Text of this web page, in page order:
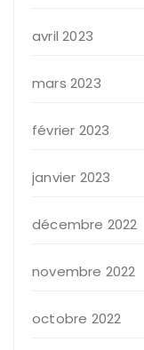
avril 2023
mars 2023
février 2023
janvier 2023
décembre 2022
novembre 2022
octobre 2022